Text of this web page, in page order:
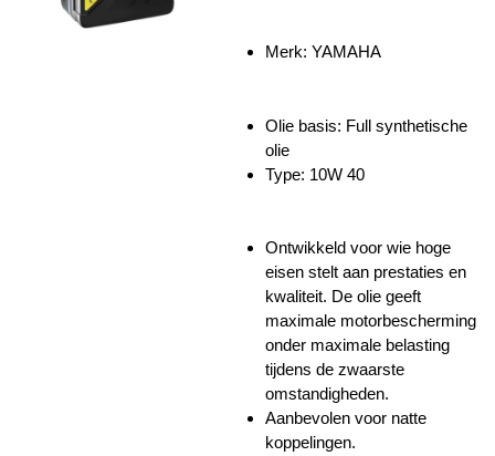
Merk: YAMAHA
Olie basis: Full synthetische
olie
Type: 10W 40
Ontwikkeld voor wie hoge
eisen stelt aan prestaties en
kwaliteit. De olie geeft
maximale motorbescherming
onder maximale belasting
tijdens de zwaarste
omstandigheden.
Aanbevolen voor natte
koppelingen.